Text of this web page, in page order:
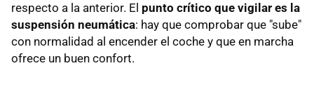
respecto a la anterior. El punto crítico que vigilar es la
suspensión neumática: hay que comprobar que "sube"
con normalidad al encender el coche y que en marcha
ofrece un buen confort.